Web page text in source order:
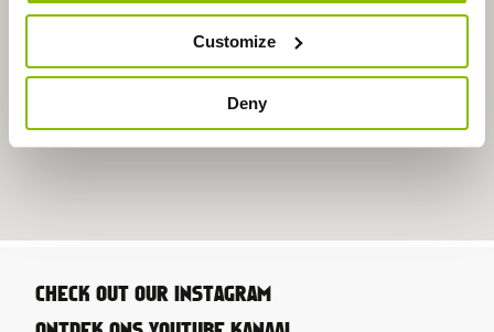
Customize
Deny
CHECK OUT OUR INSTAGRAM